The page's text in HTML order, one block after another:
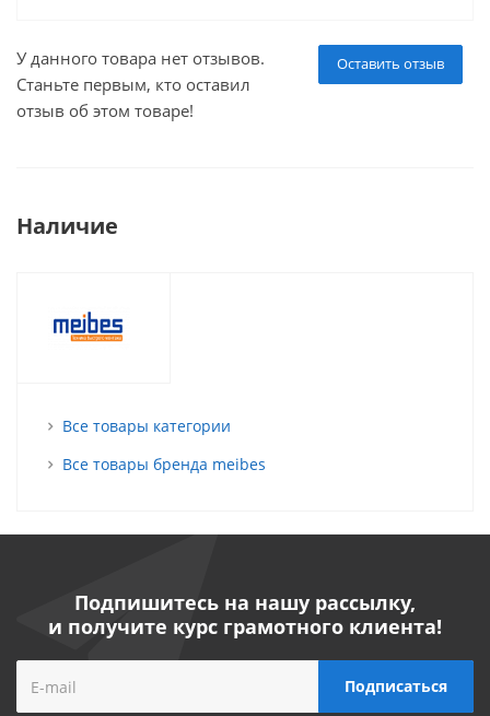
Оставить отзыв
У данного товара нет отзывов.
Станьте первым, кто оставил
отзыв об этом товаре!
Наличие
Все товары категории
Все товары бренда meibes
Подпишитесь на нашу рассылку,
и получите курс грамотного клиента!